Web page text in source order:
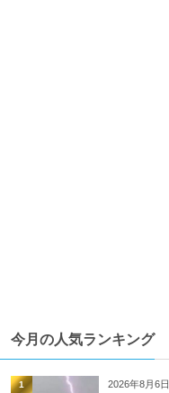
今月の人気ランキング
2026年8月6日
1